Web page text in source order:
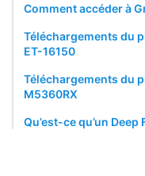
Comment accéder à
Téléchargements du
ET-16150
Téléchargements du
M5360RX
Qu’est-ce qu’un Deep